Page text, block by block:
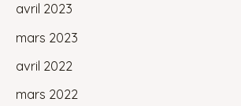
avril 2023
mars 2023
avril 2022
mars 2022